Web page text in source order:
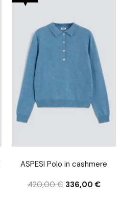
ASPESI Polo in cashmere
420,00€ 336,00€